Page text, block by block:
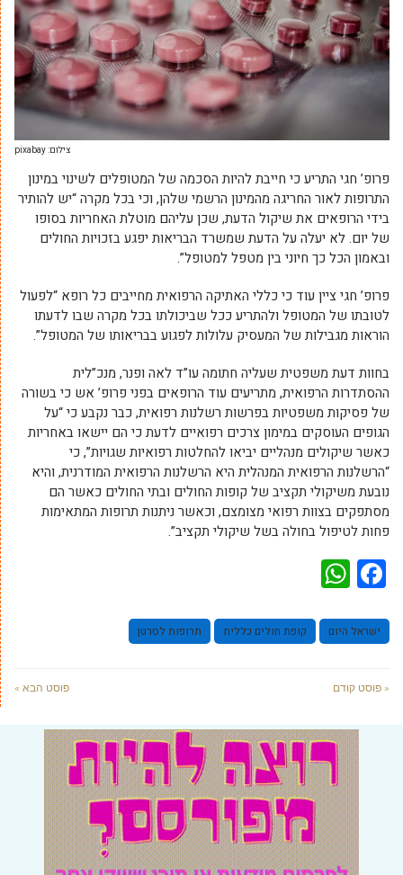
צילום: pixabay
פרופ’ חגי התריע כי חייבת להיות הסכמה של המטופלים לשינוי במינון
התרופות לאור החריגה מהמינון הרשמי שלהן, וכי בכל מקרה “יש להותיר
בידי הרופאים את שיקול הדעת, שכן עליהם מוטלת האחריות בסופו
של יום. לא יעלה על הדעת שמשרד הבריאות יפגע בזכויות החולים
ובאמון הכל כך חיוני בין מטפל למטופל”.
פרופ’ חגי ציין עוד כי כללי האתיקה הרפואית מחייבים כל רופא “לפעול
לטובתו של המטופל ולהתריע ככל שביכולתו בכל מקרה שבו לדעתו
הוראות מגבילות של המעסיק עלולות לפגוע בבריאותו של המטופל”.
בחוות דעת משפטית שעליה חתומה עו”ד לאה ופנר, מנכ”לית
ההסתדרות הרפואית, מתריעים עוד הרופאים בפני פרופ’ אש כי בשורה
של פסיקות משפטיות בפרשות רשלנות רפואית, כבר נקבע כי “על
הגופים העוסקים במימון צרכים רפואיים לדעת כי הם יישאו באחריות
כאשר שיקולים מנהליים יביאו להחלטות רפואיות שגויות”, כי
“הרשלנות הרפואית המנהלית היא הרשלנות הרפואית המודרנית, והיא
נובעת משיקולי תקציב של קופות החולים ובתי החולים כאשר הם
מסתפקים בצוות רפואי מצומצם, וכאשר ניתנות תרופות המתאימות
פחות לטיפול בחולה בשל שיקולי תקציב”.
Facebook
ישראל היום קופת חולים כללית תרופות לסרטן
« פוסט קודם פוסט הבא »